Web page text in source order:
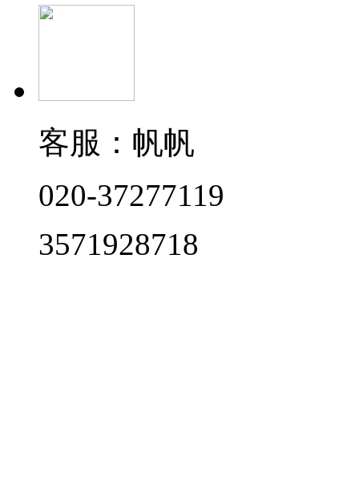
客服：帆帆
020-37277119
3571928718